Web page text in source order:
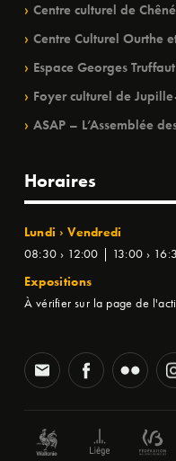
Centre culturel de
Centre Culturel Ourthe
Espace Georges Truffaut
Foyer culturel de
ASAP – L’Assemblée
Horaires
Lundi › Vendredi
08:30 › 12:00 | 13:00 ›
Expositions
À vérifier sur la page de